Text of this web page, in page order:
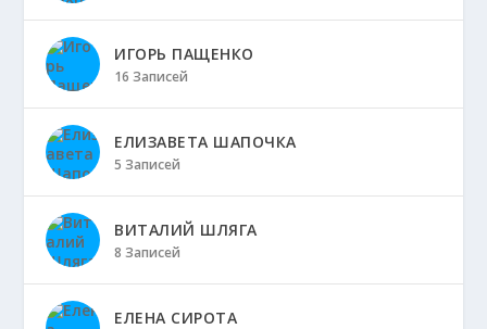
ИГОРЬ ПАЩЕНКО
16 Записей
ЕЛИЗАВЕТА ШАПОЧКА
5 Записей
ВИТАЛИЙ ШЛЯГА
8 Записей
ЕЛЕНА СИРОТА